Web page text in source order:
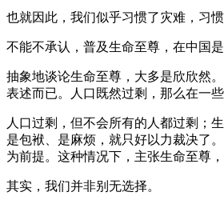
也就因此，我们似乎习惯了灾难，习惯
不能不承认，普及生命至尊，在中国
抽象地谈论生命至尊，大多是欣欣然
表述而已。人口既然过剩，那么在一
人口过剩，但不会所有的人都过剩；
是包袱、是麻烦，就只好以力裁决了
为前提。这种情况下，主张生命至尊
其实，我们并非别无选择。